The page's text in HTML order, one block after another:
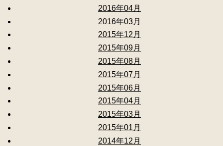
2016年04月
2016年03月
2015年12月
2015年09月
2015年08月
2015年07月
2015年06月
2015年04月
2015年03月
2015年01月
2014年12月